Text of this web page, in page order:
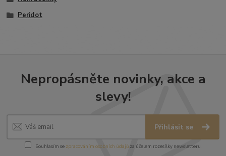
Peridot
Nepropásněte novinky, akce a
slevy!
Přihlásit se
Souhlasím se zpracováním osobních údajůza účelem rozesílky newsletteru.